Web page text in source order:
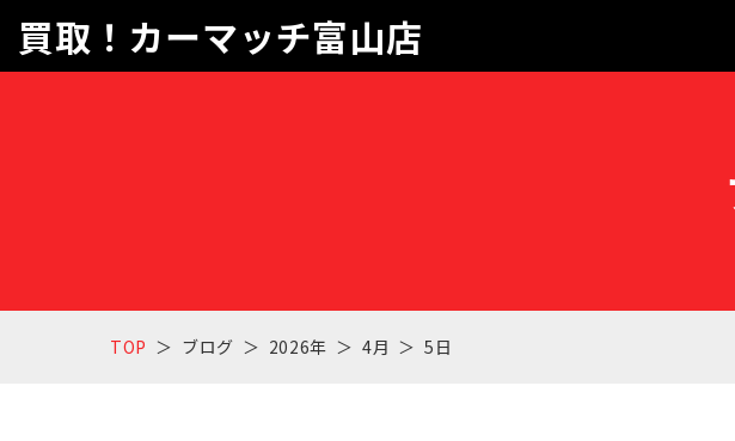
買取！カーマッチ富山店
TOP ブログ 2026年 4月 5日